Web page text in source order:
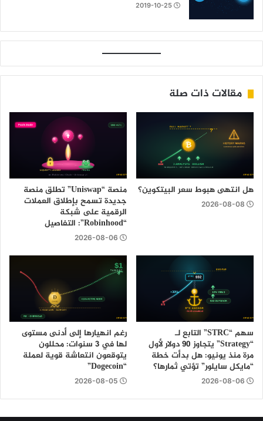
2019-10-25
مقالات ذات صلة
هل انتهى هبوط سعر البيتكوين؟
2026-08-08
منصة “Uniswap” تطلق منصة
جديدة تسمح بإطلاق العملات
الرقمية على شبكة
“Robinhood”: التفاصيل
2026-08-06
سهم “STRC” التابع لـ
“Strategy” يتجاوز 90 دولار لأول
مرة منذ يونيو: هل بدأت خطة
“مايكل سايلور” تؤتي ثمارها؟
2026-08-06
رغم انهيارها إلى أدنى مستوى
لها في 3 سنوات: محللون
يتوقعون انتعاشة قوية لعملة
“Dogecoin”
2026-08-05